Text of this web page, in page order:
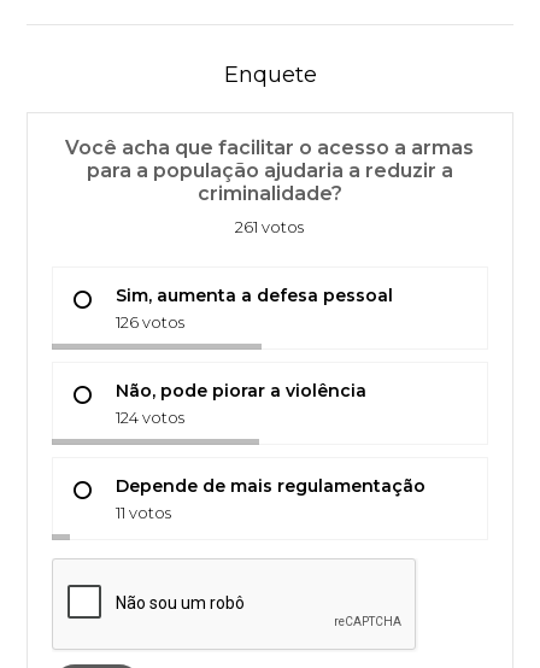
Enquete
Você acha que facilitar o acesso a armas
para a população ajudaria a reduzir a
criminalidade?
261 votos
Sim, aumenta a defesa pessoal
126 votos
Não, pode piorar a violência
124 votos
Depende de mais regulamentação
11 votos